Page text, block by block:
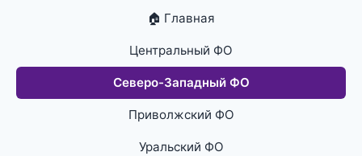
🏠 Главная
Центральный ФО
Северо-Западный ФО
Приволжский ФО
Уральский ФО